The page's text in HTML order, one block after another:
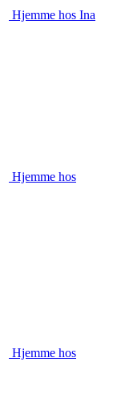
Hjemme hos Ina
Hjemme hos
Hjemme hos